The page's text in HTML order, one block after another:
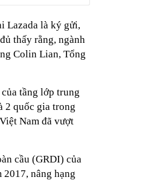
độ quy
gây
gấp
Lazada là ký gửi,
thấy rằng, ngành
Colin Lian, Tổng
tầng lớp trung
2 quốc gia trong
Nam đã vượt
cầu (GRDI) của
nâng hạng